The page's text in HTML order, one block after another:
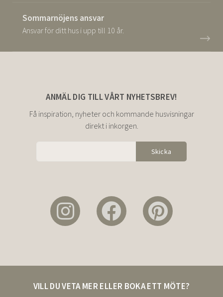
Sommarnöjens ansvar
Ansvar för ditt hus i upp till 10 år.
VILL DU VETA MER ELLER BOKA ETT MÖTE?
ANMÄL DIG TILL VÅRT NYHETSBREV!
Få inspiration, nyheter och kommande husvisningar
direkt i inkorgen.